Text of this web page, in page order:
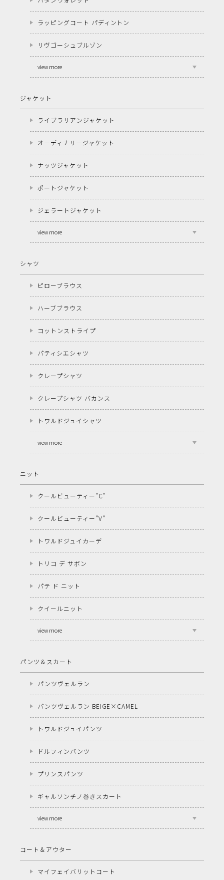
ラッピングコート パディントン
リヴゴーシュブルゾン
view more
ジャケット
ライブラリアンジャケット
オーディナリージャケット
ナッツジャケット
ポートジャケット
ジェラートジャケット
view more
シャツ
ピローブラウス
ハーブブラウス
コットンストライプ
パティシエシャツ
クレープシャツ
クレープシャツ バカンス
トワルドジュイシャツ
view more
ニット
クールビューティー"C"
クールビューティー"V"
トワルドジュイカーデ
トリコ デ サボン
パテ ド ニット
クイールニット
view more
パンツ＆スカート
パンツヴェルラン
パンツヴェルラン BEIGE×CAMEL
トワルドジュイパンツ
ドルフィンパンツ
プリンスパンツ
ギャルソンチノ巻きスカート
view more
コート＆アウター
マイフェイバリットコート